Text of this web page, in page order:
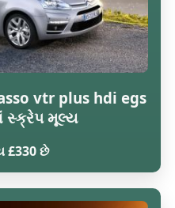
vtr plus hdi egs
સ્ક્રેપ મૂલ્ય
£330 છે